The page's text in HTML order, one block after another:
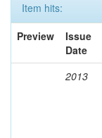
Item hits:
Preview
Issue
Date
2013